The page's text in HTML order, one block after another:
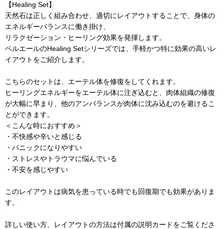
【Healing Set】
天然石は正しく組み合わせ、適切にレイアウトすることで、身体の
エネルギーバランスに働き掛け、
リラクゼーション・ヒーリング効果を発揮します。
ベルエールのHealing Setシリーズでは、手軽かつ特に効果の高いレ
イアウトをご紹介します。
こちらのセットは、エーテル体を修復をしてくれます。
ヒーリングエネルギーをエーテル体に注ぎ込むと、肉体組織の修復
が大幅に早まり、他のアンバランスが肉体に沈み込むのを避けるこ
とができます。
＜こんな時におすすめ＞
・不快感や辛いと感じる
・パニックになりやすい
・ストレスやトラウマに悩んでいる
・不安を感じやすい
このレイアウトは病気を患っている時でも回復期でも効果がありま
す。
詳しい使い方、レイアウトの方法は付属の説明カードをご覧くださ